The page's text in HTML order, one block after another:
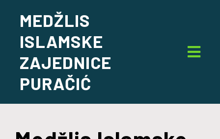
MEDŽLIS
ISLAMSKE
ZAJEDNICE
PURAČIĆ